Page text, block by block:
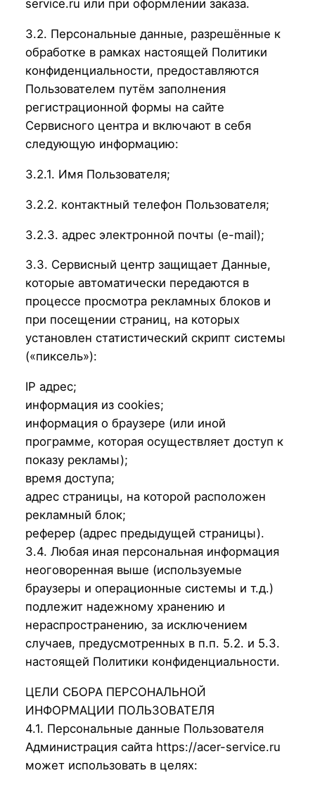
service.ru или при оформлении заказа.
3.2. Персональные данные, разрешённые к
обработке в рамках настоящей Политики
конфиденциальности, предоставляются
Пользователем путём заполнения
регистрационной формы на cайте
Сервисного центра и включают в себя
следующую информацию:
3.2.1. Имя Пользователя;
3.2.2. контактный телефон Пользователя;
3.2.3. адрес электронной почты (e-mail);
3.3. Сервисный центр защищает Данные,
которые автоматически передаются в
процессе просмотра рекламных блоков и
при посещении страниц, на которых
установлен статистический скрипт системы
(«пиксель»):
IP адрес;
информация из cookies;
информация о браузере (или иной
программе, которая осуществляет доступ к
показу рекламы);
время доступа;
адрес страницы, на которой расположен
рекламный блок;
реферер (адрес предыдущей страницы).
3.4. Любая иная персональная информация
неоговоренная выше (используемые
браузеры и операционные системы и т.д.)
подлежит надежному хранению и
нераспространению, за исключением
случаев, предусмотренных в п.п. 5.2. и 5.3.
настоящей Политики конфиденциальности.
ЦЕЛИ СБОРА ПЕРСОНАЛЬНОЙ
ИНФОРМАЦИИ ПОЛЬЗОВАТЕЛЯ
4.1. Персональные данные Пользователя
Администрация сайта https://acer-service.ru
может использовать в целях: